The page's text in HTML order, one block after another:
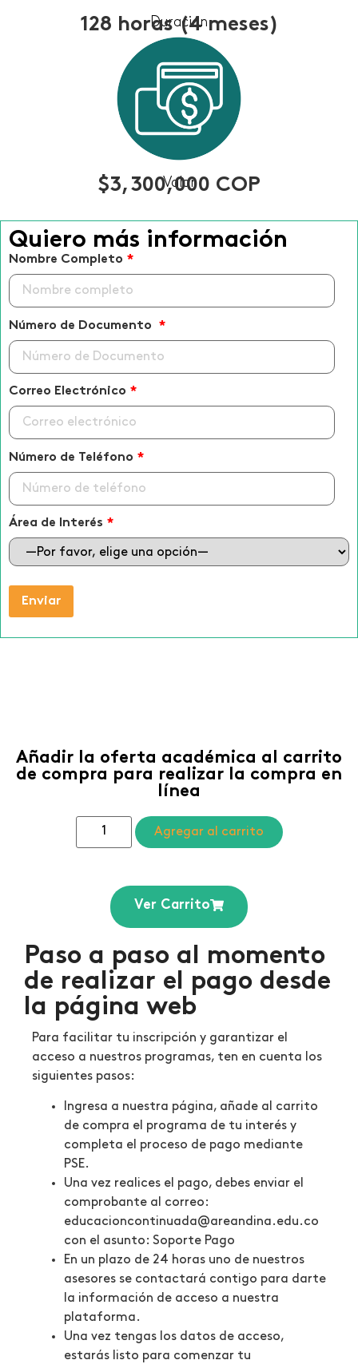
Duración
128 horas (4 meses)
Valor
$3,300,000 COP
Quiero más información
Nombre Completo *
Número de Documento *
Correo Electrónico *
Número de Teléfono *
Área de Interés *
Añadir la oferta académica al carrito
de compra para realizar la compra en
línea
Agregar al carrito
Ver Carrito
Paso a paso al momento
de realizar el pago desde
la página web
Para facilitar tu inscripción y garantizar el
acceso a nuestros programas, ten en cuenta los
siguientes pasos:
Ingresa a nuestra página, añade al carrito
de compra el programa de tu interés y
completa el proceso de pago mediante
PSE.
Una vez realices el pago, debes enviar el
comprobante al correo:
educacioncontinuada@areandina.edu.co
con el asunto: Soporte Pago
En un plazo de 24 horas uno de nuestros
asesores se contactará contigo para darte
la información de acceso a nuestra
plataforma.
Una vez tengas los datos de acceso,
estarás listo para comenzar tu